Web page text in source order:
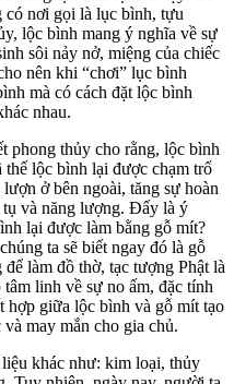
có nơi gọi là lục bình, tựu
lộc bình mang ý nghĩa về sự
sôi nảy nở, miệng của chiếc
nên khi “chơi” lục bình
mà có cách đặt lộc bình
nhau.
phong thủy cho rằng, lộc bình
lộc bình lại được chạm trổ
ở bên ngoài, tăng sự hoàn
và năng lượng. Đấy là ý
lại được làm bằng gỗ mít?
ta sẽ biết ngay đó là gỗ
làm đồ thờ, tạc tượng Phật là
linh về sự no ấm, đặc tính
hợp giữa lộc bình và gỗ mít tạo
may mắn cho gia chủ.
khác như: kim loại, thủy